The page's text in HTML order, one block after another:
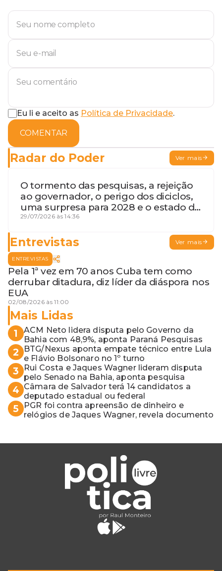
Eu li e aceito as Política de Privacidade.
COMENTAR
Radar do Poder Ver mais
O tormento das pesquisas, a rejeição
ao governador, o perigo dos diciclos,
uma surpresa para 2028 e o estado de
terceira guerra mundial
29/07/2026 às 14:36
Entrevistas Ver mais
ENTREVISTAS
Pela 1ª vez em 70 anos Cuba tem como
derrubar ditadura, diz líder da diáspora nos
EUA
02/08/2026 às 11:00
Mais Lidas
1
ACM Neto lidera disputa pelo Governo da
Bahia com 48,9%, aponta Paraná Pesquisas
2
BTG/Nexus aponta empate técnico entre Lula
e Flávio Bolsonaro no 1º turno
3
Rui Costa e Jaques Wagner lideram disputa
pelo Senado na Bahia, aponta pesquisa
4 Câmara de Salvador terá 14 candidatos a
deputado estadual ou federal
5
PGR foi contra apreensão de dinheiro e
relógios de Jaques Wagner, revela documento